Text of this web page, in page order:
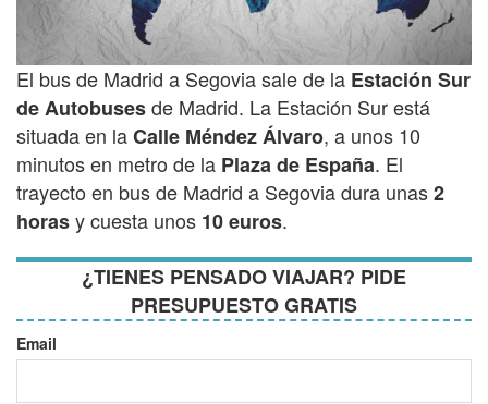
El bus de Madrid a Segovia sale de la Estación Sur
de Autobusesde Madrid. La Estación Sur está
situada en laCalle Méndez Álvaro, a unos 10
minutos en metro de la Plaza de España. El
trayecto en bus de Madrid a Segovia dura unas2
horasy cuesta unos 10 euros.
¿TIENES PENSADO VIAJAR? PIDE
PRESUPUESTO GRATIS
Email